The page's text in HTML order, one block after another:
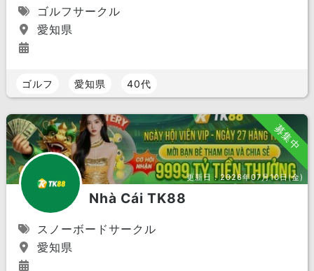
ゴルフサークル
愛知県
ゴルフ 愛知県 40代
募集中
更新日：2026年07月10日(金)
Nhà Cái TK88
スノーボードサークル
愛知県